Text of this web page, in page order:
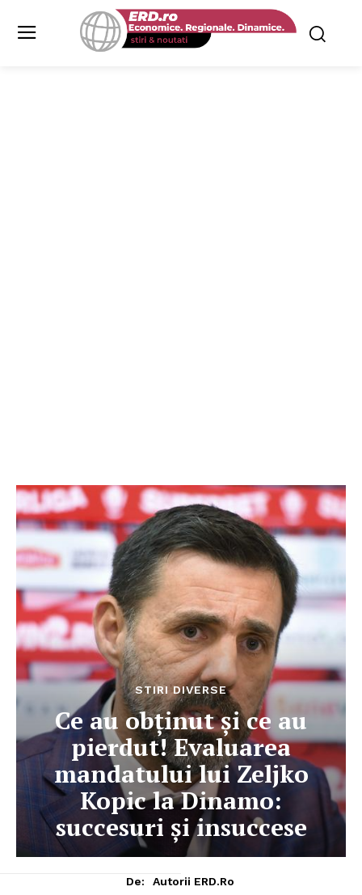
STIRI DIVERSE
Ce au obținut și ce au
pierdut! Evaluarea
mandatului lui Zeljko
Kopic la Dinamo:
succesuri și insuccese
De:
Autorii ERD.ro